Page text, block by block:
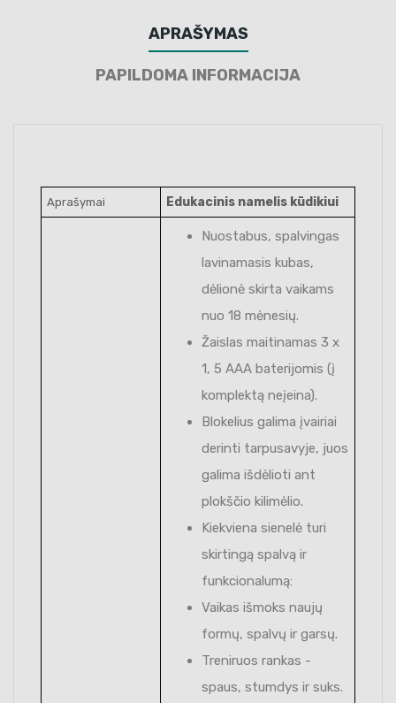
APRAŠYMAS
PAPILDOMA INFORMACIJA
Aprašymai Edukacinis namelis kūdikiui
Nuostabus, spalvingas
lavinamasis kubas,
dėlionė skirta vaikams
nuo 18 mėnesių.
Žaislas maitinamas 3 x
1, 5 AAA baterijomis (į
komplektą neįeina).
Blokelius galima įvairiai
derinti tarpusavyje, juos
galima išdėlioti ant
plokščio kilimėlio.
Kiekviena sienelė turi
skirtingą spalvą ir
funkcionalumą:
Vaikas išmoks naujų
formų, spalvų ir garsų.
Treniruos rankas -
spaus, stumdys ir suks.